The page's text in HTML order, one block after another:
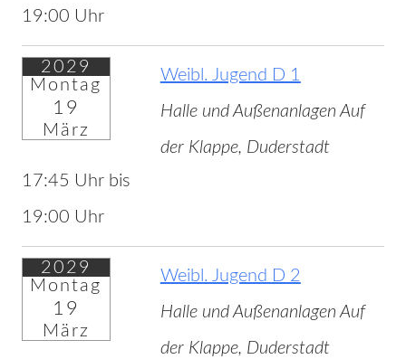
19:00 Uhr
2029
Montag
19
März
17:45 Uhr bis
19:00 Uhr
Weibl. Jugend D 1
Halle und Außenanlagen Auf
der Klappe, Duderstadt
2029
Montag
19
März
Weibl. Jugend D 2
Halle und Außenanlagen Auf
der Klappe, Duderstadt